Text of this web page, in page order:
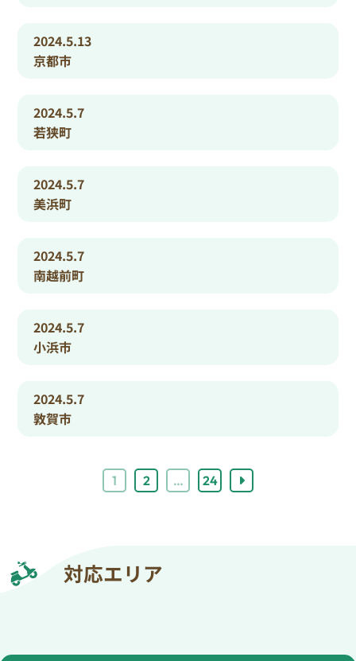
2024.5.13
京都市
2024.5.7
若狭町
2024.5.7
美浜町
2024.5.7
南越前町
2024.5.7
小浜市
2024.5.7
敦賀市
1 2 … 24
対応エリア